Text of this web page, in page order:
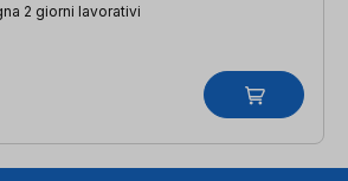
2 giorni lavorativi